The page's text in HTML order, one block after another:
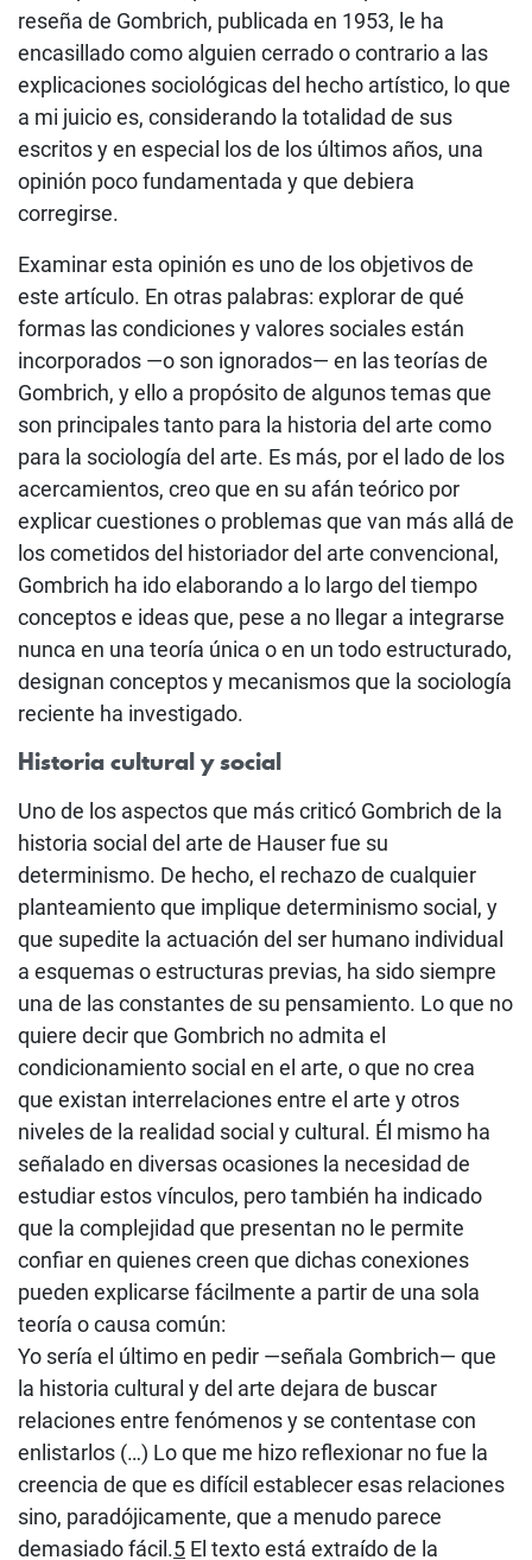
reseña de Gombrich, publicada en 1953, le ha
encasillado como alguien cerrado o contrario a las
explicaciones sociológicas del hecho artístico, lo que
a mi juicio es, considerando la totalidad de sus
escritos y en especial los de los últimos años, una
opinión poco fundamentada y que debiera
corregirse.
Examinar esta opinión es uno de los objetivos de
este artículo. En otras palabras: explorar de qué
formas las condiciones y valores sociales están
incorporados —o son ignorados— en las teorías de
Gombrich, y ello a propósito de algunos temas que
son principales tanto para la historia del arte como
para la sociología del arte. Es más, por el lado de los
acercamientos, creo que en su afán teórico por
explicar cuestiones o problemas que van más allá de
los cometidos del historiador del arte convencional,
Gombrich ha ido elaborando a lo largo del tiempo
conceptos e ideas que, pese a no llegar a integrarse
nunca en una teoría única o en un todo estructurado,
designan conceptos y mecanismos que la sociología
reciente ha investigado.
Historia cultural y social
Uno de los aspectos que más criticó Gombrich de la
historia social del arte de Hauser fue su
determinismo. De hecho, el rechazo de cualquier
planteamiento que implique determinismo social, y
que supedite la actuación del ser humano individual
a esquemas o estructuras previas, ha sido siempre
una de las constantes de su pensamiento. Lo que no
quiere decir que Gombrich no admita el
condicionamiento social en el arte, o que no crea
que existan interrelaciones entre el arte y otros
niveles de la realidad social y cultural. Él mismo ha
señalado en diversas ocasiones la necesidad de
estudiar estos vínculos, pero también ha indicado
que la complejidad que presentan no le permite
confiar en quienes creen que dichas conexiones
pueden explicarse fácilmente a partir de una sola
teoría o causa común:
Yo sería el último en pedir —señala Gombrich— que
la historia cultural y del arte dejara de buscar
relaciones entre fenómenos y se contentase con
enlistarlos (…) Lo que me hizo reflexionar no fue la
creencia de que es difícil establecer esas relaciones
sino, paradójicamente, que a menudo parece
demasiado fácil.5 El texto está extraído de la